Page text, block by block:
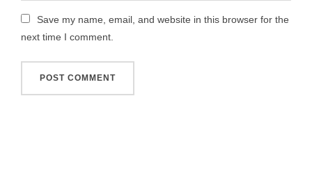
Save my name, email, and website in this browser for the
next time I comment.